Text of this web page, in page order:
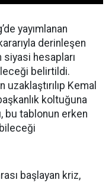
yayımlanan
derinleşen
siyasi hesapları
belirtildi.
Kemal
koltuğuna
bu tablonun erken
başlayan kriz,